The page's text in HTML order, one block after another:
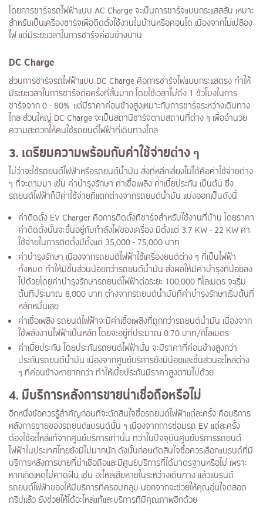
โดยการชาร์จรถไฟฟ้าแบบ AC Charge จะเป็นการชาร์จแบบกระแสสลับ เหมาะ
สำหรับเป็นเครื่องชาร์จเพื่อติดตั้งใช้งานในบ้านหรือคอนโด เนื่องจากไม่เปลือง
ไฟ แต่มีระยะเวลาในการชาร์จค่อนข้างนาน
DC Charge
ส่วนการชาร์จรถไฟฟ้าแบบ DC Charge คือการชาร์จไฟแบบกระแสตรง ทำให้
มีระยะเวลาในการชาร์จต่อครั้งที่สั้นมาก โดยใช้เวลาไม่ถึง 1 ชั่วโมงในการ
ชาร์จจาก 0 - 80% แต่มีราคาค่อนข้างสูงเหมาะกับการชาร์จระหว่างเดินทาง
ไกล ส่วนใหญ่ DC Charge จะเป็นสถานีชาร์จตามสถานที่ต่าง ๆ เพื่ออำนวย
ความสะดวกให้คนใช้รถยนต์ไฟฟ้าที่เดินทางไกล
3. เตรียมความพร้อมกับค่าใช้จ่ายต่าง ๆ
ไม่ว่าจะใช้รถยนต์ไฟฟ้าหรือรถยนต์น้ำมัน สิ่งที่หลีกเลี่ยงไม่ได้คือค่าใช้จ่ายต่าง
ๆ ที่จะตามมา เช่น ค่าบำรุงรักษา ค่าเชื้อเพลิง ค่าเบี้ยประกัน เป็นต้น ซึ่ง
รถยนต์ไฟฟ้าก็มีค่าใช้จ่ายที่แตกต่างจากรถยนต์น้ำมัน แบ่งออกเป็นดังนี้
ค่าติดตั้ง EV Charger คือการติดตั้งที่ชาร์จสำหรับใช้งานที่บ้าน โดยราคา
ค่าติดตั้งนั้นจะขึ้นอยู่กับกำลังไฟของเครื่อง มีตั้งแต่ 3.7 KW - 22 KW ค่า
ใช้จ่ายในการติดตั้งมีตั้งแต่ 35,000 - 75,000 บาท
ค่าบำรุงรักษา เนื่องจากรถยนต์ไฟฟ้าใช้เครื่องยนต์ต่าง ๆ ที่เป็นไฟฟ้า
ทั้งหมด ทำให้มีชิ้นส่วนน้อยกว่ารถยนต์น้ำมัน ส่งผลให้มีค่าบำรุงที่น้อยลง
ไปด้วยโดยค่าบำรุงรักษารถยนต์ไฟฟ้าต่อระยะ 100,000 กิโลเมตร จะเริ่ม
ต้นที่ประมาณ 8,000 บาท ต่างจากรถยนต์น้ำมันที่ค่าบำรุงรักษาเริ่มต้นที่
หลักหมื่นเลย
ค่าเชื้อเพลิง รถยนต์ไฟฟ้าจะมีค่าเชื้อเพลิงที่ถูกกว่ารถยนต์น้ำมัน เนื่องจาก
ใช้พลังงานไฟฟ้าเป็นหลัก โดยจะอยู่ที่ประมาณ 0.70 บาท/กิโลเมตร
ค่าเบี้ยประกัน โดยประกันรถยนต์ไฟฟ้านั้น จะมีราคาที่ค่อนข้างสูงกว่า
ประกันรถยนต์น้ำมัน เนื่องจากศูนย์บริการยังมีน้อยและชิ้นส่วนอะไหล่ต่าง
ๆ ที่ค่อนข้างหายากกว่า ทำให้เบี้ยประกันมีราคาสูงตามไปด้วย
4. มีบริการหลังการขายน่าเชื่อถือหรือไม่
อีกหนึ่งข้อควรรู้สำคัญก่อนที่จะตัดสินใจซื้อรถยนต์ไฟฟ้าแต่ละครั้ง คือบริการ
หลังการขายของรถยนต์แบรนด์นั้น ๆ เนื่องจากการซ่อมรถ EV แต่ละครั้ง
ต้องใช้อะไหล่แท้จากศูนย์บริการเท่านั้น ทว่าในปัจจุบันศูนย์บริการรถยนต์
ไฟฟ้าในประเทศไทยยังมีไม่มากนัก ดังนั้นก่อนตัดสินใจซื้อควรเลือกแบรนด์ที่มี
บริการหลังการขายที่น่าเชื่อถือและมีศูนย์บริการที่ได้มาตรฐานหรือไม่ เพราะ
หากเกิดเหตุไม่คาดฝัน เช่น อะไหล่เสียหายในระหว่างเดินทาง แล้วแบรนด์
รถยนต์ไฟฟ้าของให้มีบริการที่ครอบคลุม นอกจากจะช่วยให้คุณอุ่นใจตลอด
ทริปแล้ว ยังช่วยให้ได้อะไหล่แท้และบริการที่มีคุณภาพอีกด้วย